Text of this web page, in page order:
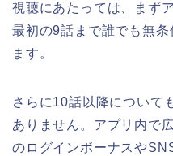
視聴にあたっては、まず
最初の9話まで誰でも無
ます。
さらに10話以降について
ありません。アプリ内で
のログインボーナスや